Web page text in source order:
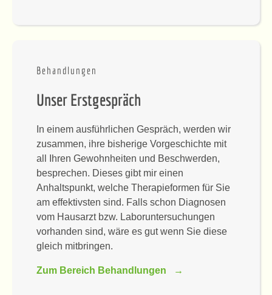
Behandlungen
Unser Erstgespräch
In einem ausführlichen Gespräch, werden wir
zusammen, ihre bisherige Vorgeschichte mit
all Ihren Gewohnheiten und Beschwerden,
besprechen. Dieses gibt mir einen
Anhaltspunkt, welche Therapieformen für Sie
am effektivsten sind. Falls schon Diagnosen
vom Hausarzt bzw. Laboruntersuchungen
vorhanden sind, wäre es gut wenn Sie diese
gleich mitbringen.
Zum Bereich Behandlungen →